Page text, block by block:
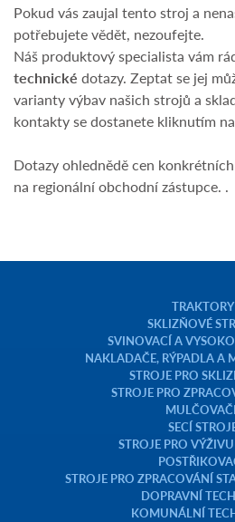
Pokud vás zaujal tento stroj a
potřebujete vědět, nezoufejte.
Náš produktový specialista vám
technické dotazy. Zeptat se jej
varianty výbav našich strojů a
kontakty se dostanete kliknutím
Dotazy ohlednědě cen
na regionální obchodní zástupce. .
TRAKTORY
SKLIZŇOVÉ
SVINOVACÍ A
NAKLADAČE, RÝPADLA A
STROJE PRO
STROJE PRO
SECÍ
STROJE PRO
STROJE PRO ZPRACOVÁNÍ
DOPRAVNÍ
KOMUNÁLNÍ